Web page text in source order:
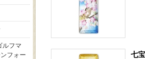
ルフマ
フォー
七